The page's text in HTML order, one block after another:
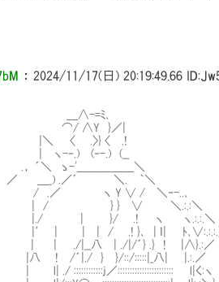
： 2024/11/17(日) 20:19:49.66
ﾐ､
}／|
} 〈 .!
.) (__
＿＿＿＿＼
´ ＼. ｀＼
∨ / ＼‐-..､
∨ ＼.:.:＼
.! ヽ ヽ.:.:.＼
}､ | ｌ| ﾄ､∨:.:.:.
| ./|/´} .} ! |∧}.:／
}/::/:::::|_八| |.:.／
::::::::::::::::::::::: l|く:ヽ